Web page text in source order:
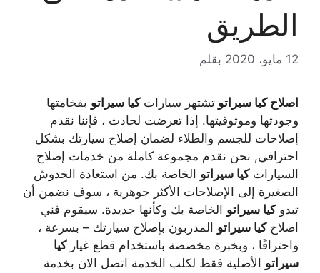
الطريق
12 مايو، 2020 بقلم
اصلاح كيا سيراتو تشتهر سياراتكيا سيراتو بفخامتها
وجودتها وموثوقيتها. إذا تعرضت لحادث ، فإننا نقدم
إصلاحات للجسم والطلاء لضمان إصلاح سيارتك بشكل
احترافي, نحن نقدم مجموعة كاملة من خدمات إصلاح
السياراتكيا سيراتو الخاصة بك. من استعادة الخدوش
الصغيرة إلى الإصلاحات الأكثر جوهرية ، سوف نضمن أن
تبدوكيا سيراتو الخاصة بك وكأنها جديدة. سيقوم فني
اصلاحكيا سيراتو المدربون بإصلاح سيارتك – بسرعة ،
واحترافًا ، وبخبرة مخصصة باستخدام قطع غياركيا
سيراتو الأصلية فقط لكلب الخدمة اتصل الان بخدمة